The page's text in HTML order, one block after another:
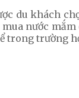
du khách
nước
trường